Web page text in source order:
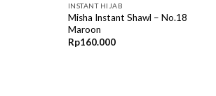
INSTANT HIJAB
Misha Instant Shawl – No.18
Maroon
Rp160.000